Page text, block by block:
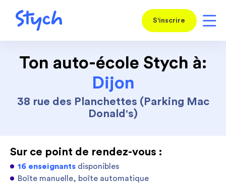
S'inscrire
Ton auto-école Stych à:
Dijon
38 rue des Planchettes (Parking Mac
Donald's)
Sur ce point de rendez-vous :
16 enseignants disponibles
Boîte manuelle, boîte automatique